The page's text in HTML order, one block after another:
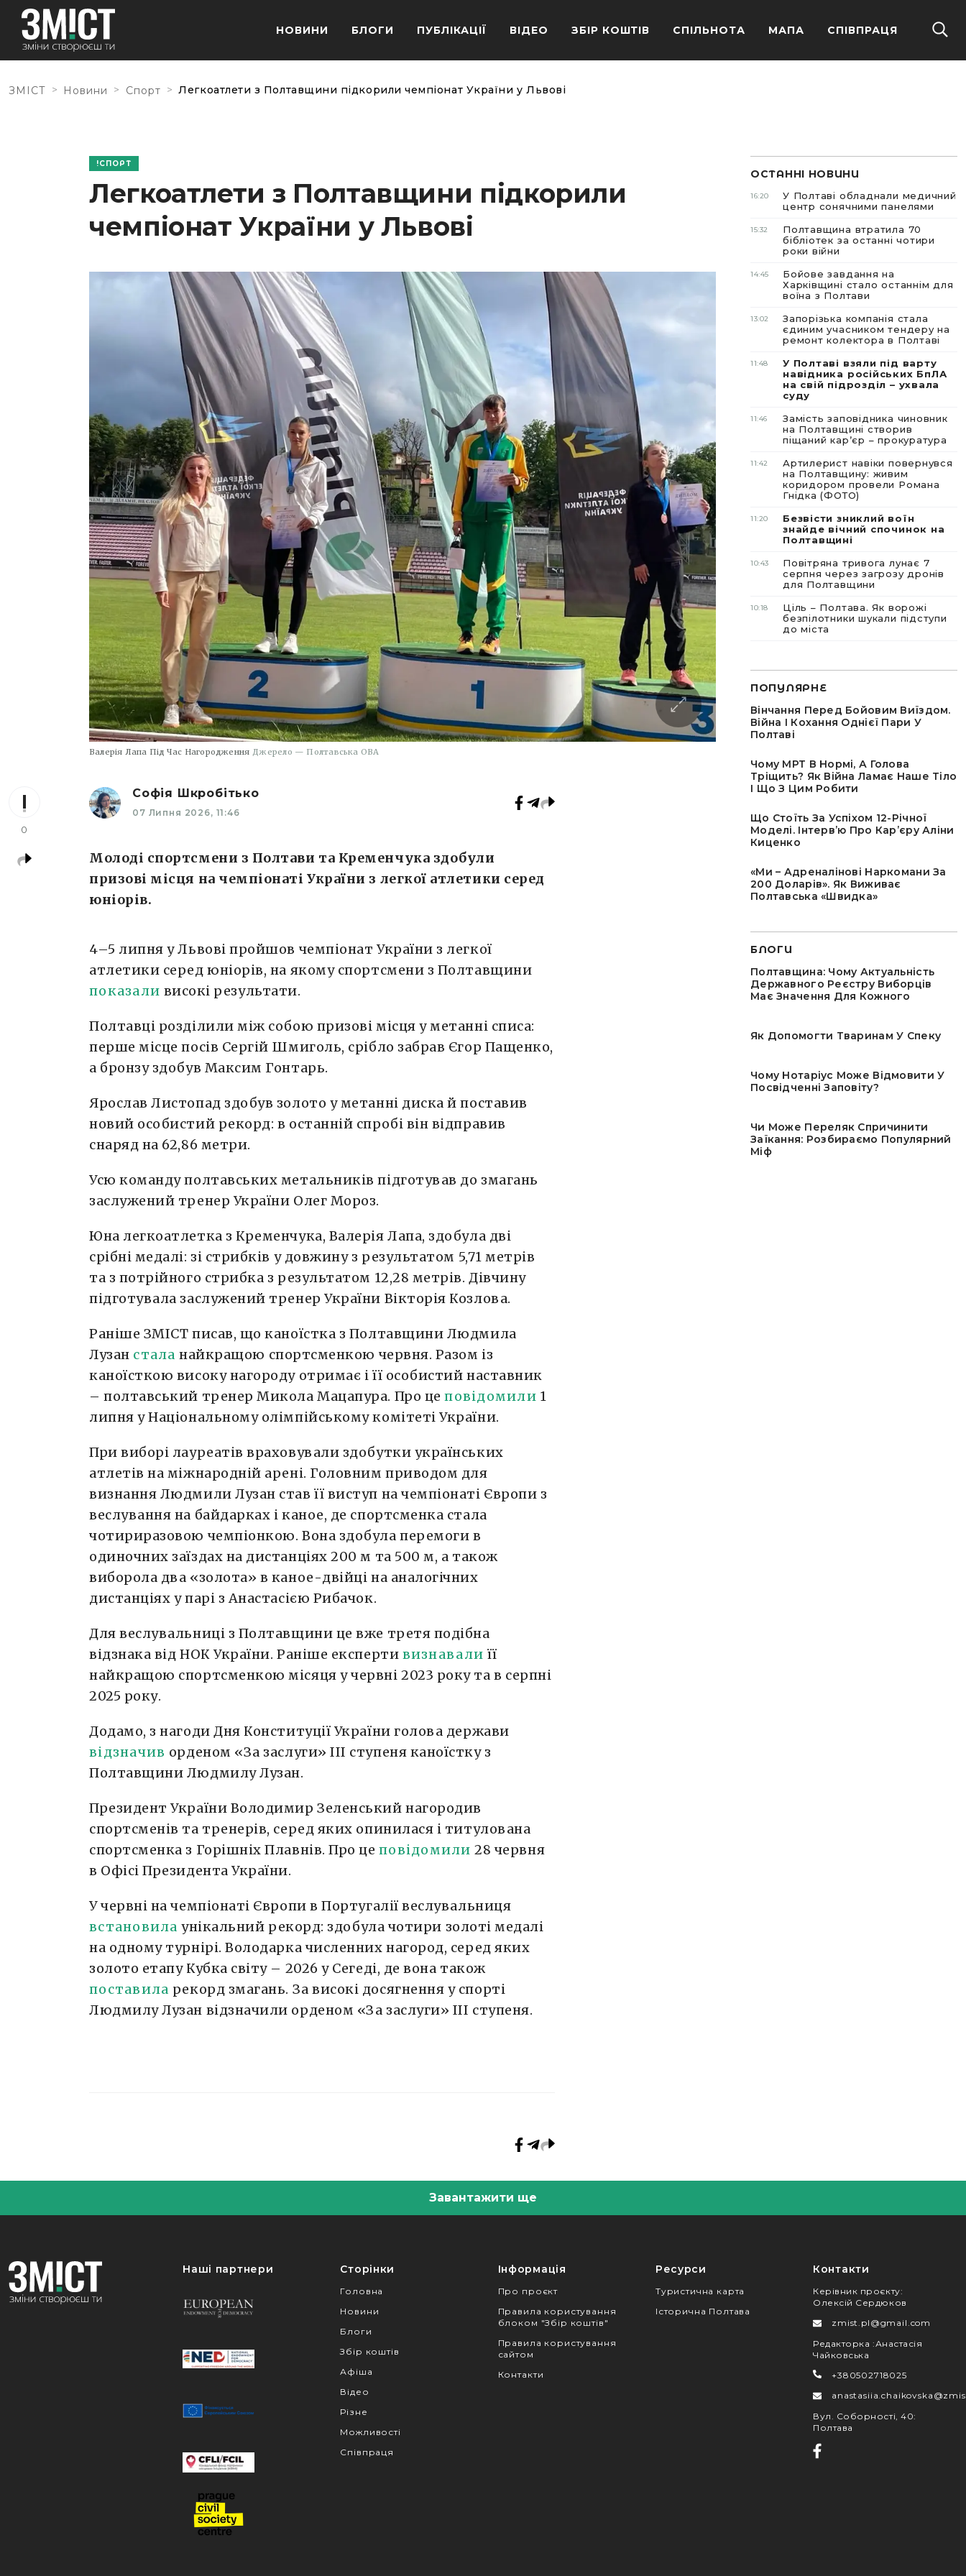
НОВИНИ БЛОГИ ПУБЛІКАЦІЇ ВІДЕО ЗБІР КОШТІВ СПІЛЬНОТА МАПА СПІВПРАЦЯ
ЗМІСТ > Новини > Спорт > Легкоатлети з Полтавщини підкорили чемпіонат України у Львові
СПОРТ
Легкоатлети з Полтавщини підкорили
чемпіонат України у Львові
Валерія Лапа Під Час Нагородження Джерело — Полтавська ОВА
0
Софія Шкробітько
07 Липня 2026, 11:46
Молоді спортсмени з Полтави та Кременчука здобули
призові місця на чемпіонаті України з легкої атлетики серед
юніорів.
4–5 липня у Львові пройшов чемпіонат України з легкої
атлетики серед юніорів, на якому спортсмени з Полтавщини
показали високі результати.
Полтавці розділили між собою призові місця у метанні списа:
перше місце посів Сергій Шмиголь, срібло забрав Єгор Пащенко,
а бронзу здобув Максим Гонтарь.
Ярослав Листопад здобув золото у метанні диска й поставив
новий особистий рекорд: в останній спробі він відправив
снаряд на 62,86 метри.
Усю команду полтавських метальників підготував до змагань
заслужений тренер України Олег Мороз.
Юна легкоатлетка з Кременчука, Валерія Лапа, здобула дві
срібні медалі: зі стрибків у довжину з результатом 5,71 метрів
та з потрійного стрибка з результатом 12,28 метрів. Дівчину
підготувала заслужений тренер України Вікторія Козлова.
Раніше ЗМІСТ писав, що каноїстка з Полтавщини Людмила
Лузан стала найкращою спортсменкою червня. Разом із
каноїсткою високу нагороду отримає і її особистий наставник
– полтавський тренер Микола Мацапура. Про цеповідомили 1
липня у Національному олімпійському комітеті України.
При виборі лауреатів враховували здобутки українських
атлетів на міжнародній арені. Головним приводом для
визнання Людмили Лузан став її виступ на чемпіонаті Європи з
веслування на байдарках і каное, де спортсменка стала
чотириразовою чемпіонкою. Вона здобула перемоги в
одиночних заїздах на дистанціях 200 м та 500 м, а також
виборола два «золота» в каное-двійці на аналогічних
дистанціях у парі з Анастасією Рибачок.
Для веслувальниці з Полтавщини це вже третя подібна
відзнака від НОК України. Раніше експерти визнавали її
найкращою спортсменкою місяця у червні 2023 року та в серпні
2025 року.
Додамо, з нагоди Дня Конституції України голова держави
відзначив орденом «За заслуги» ІІІ ступеня каноїстку з
Полтавщини Людмилу Лузан.
Президент України Володимир Зеленський нагородив
спортсменів та тренерів, серед яких опинилася і титулована
спортсменка з Горішніх Плавнів. Про цеповідомили 28 червня
в Офісі Президента України.
У червні на чемпіонаті Європи в Португалії веслувальниця
встановила унікальний рекорд: здобула чотири золоті медалі
на одному турнірі. Володарка численних нагород, серед яких
золото етапу Кубка світу – 2026 у Сегеді, де вона також
поставила рекорд змагань. За високі досягнення у спорті
Людмилу Лузан відзначили орденом «За заслуги» ІІІ ступеня.
ОСТАННІ НОВИНИ
16:20
У Полтаві обладнали медичний
центр сонячними панелями
15:32
Полтавщина втратила 70
бібліотек за останні чотири
роки війни
14:45
Бойове завдання на
Харківщині стало останнім для
воїна з Полтави
13:02
Запорізька компанія стала
єдиним учасником тендеру на
ремонт колектора в Полтаві
11:48
У Полтаві взяли під варту
навідника російських БпЛА
на свій підрозділ – ухвала
суду
11:46
Замість заповідника чиновник
на Полтавщині створив
піщаний карʼєр – прокуратура
11:42
Артилерист навіки повернувся
на Полтавщину: живим
коридором провели Романа
Гнідка (ФОТО)
11:20
Безвісти зниклий воїн
знайде вічний спочинок на
Полтавщині
10:43
Повітряна тривога лунає 7
серпня через загрозу дронів
для Полтавщини
10:18
Ціль – Полтава. Як ворожі
безпілотники шукали підступи
до міста
ПОПУЛЯРНЕ
Вінчання Перед Бойовим Виїздом.
Війна І Кохання Однієї Пари У
Полтаві
Чому МРТ В Нормі, А Голова
Тріщить? Як Війна Ламає Наше Тіло
І Що З Цим Робити
Що Стоїть За Успіхом 12-Річної
Моделі. Інтервʼю Про Карʼєру Аліни
Киценко
«Ми – Адреналінові Наркомани За
200 Доларів». Як Виживає
Полтавська «швидка»
БЛОГИ
Полтавщина: Чому Актуальність
Державного Реєстру Виборців
Має Значення Для Кожного
Як Допомогти Тваринам У Спеку
Чому Нотаріус Може Відмовити У
Посвідченні Заповіту?
Чи Може Переляк Спричинити
Заїкання: Розбираємо Популярний
Міф
Завантажити ще
Наші партнери Сторінки
Головна
Новини
Блоги
Збір коштів
Афіша
Відео
Різне
Можливості
Співпраця
Інформація
Про проєкт
Правила користування
блоком "Збір коштів"
Правила користування
сайтом
Контакти
Ресурси
Туристична карта
Історична Полтава
Контакти
Керівник проєкту:
Олексій Сердюков
zmist.pl@gmail.com
Редакторка :Анастасія
Чайковська
+380502718025
Вул. Соборності, 40:
Полтава